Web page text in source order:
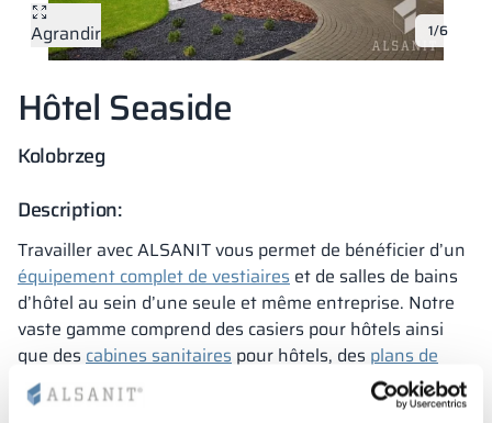
Vela
armoires
Cloisons
Altus
Vestiare en
Offre complète
Attestations,
Carte des
1/6
Agrandir
Hôtel Seaside
Kolobrzeg
Description:
Travailler avec ALSANIT vous permet de bénéficier d’un
équipement complet de vestiaires et de salles de bains
d’hôtel au sein d’une seule et même entreprise. Notre
vaste gamme comprend des casiers pour hôtels ainsi
que des cabines sanitaires pour hôtels, des plans de
lavabo, descloisons de douche et d’urinoir
L’équipement hôtelier que nous proposons se